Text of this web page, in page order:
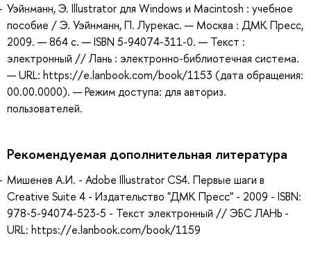
Уэйнманн, Э. Illustrator для Windows и Macintosh : учебное
пособие / Э. Уэйнманн, П. Лурекас. — Москва : ДМК Пресс,
2009. — 864 с. — ISBN 5-94074-311-0. — Текст :
электронный // Лань : электронно-библиотечная система.
— URL: https://e.lanbook.com/book/1153 (дата обращения:
00.00.0000). — Режим доступа: для авториз.
пользователей.
Рекомендуемая дополнительная литература
Мишенев А.И. - Adobe Illustrator СS4. Первые шаги в
Creative Suite 4 - Издательство "ДМК Пресс" - 2009 - ISBN:
978-5-94074-523-5 - Текст электронный // ЭБС ЛАНЬ -
URL: https://e.lanbook.com/book/1159